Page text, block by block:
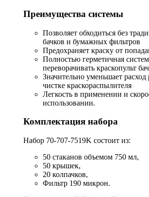
Преимущества системы
Позволяет обходиться без
бачков и бумажных фильтров
Предохраняет краску от
Полностью герметичная
переворачивать краскопульт
Значительно уменьшает расход
чистке краскораспылителя
Легкость в применении и
использовании.
Комплектация набора
Набор 70-707-7519K состоит из:
50 стаканов объемом 750 мл,
50 крышек,
20 колпачков,
Фильтр 190 микрон.